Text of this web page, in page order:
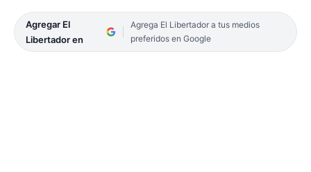
Agregar El
Libertador en
Agrega El Libertador a tus medios
preferidos en Google